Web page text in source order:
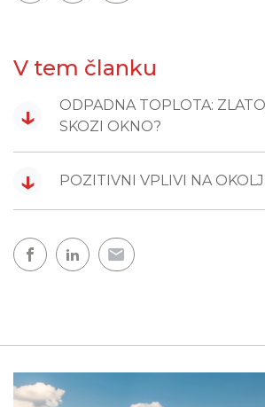
V tem članku
↓
ODPADNA TOPLOTA:
SKOZI OKNO?
↓ POZITIVNI VPLIVI NA